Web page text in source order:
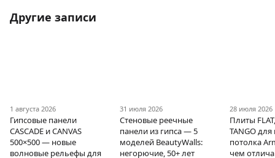
Другие записи
1 августа 2026
Гипсовые панели
CASCADE и CANVAS
500×500 — новые
волновые рельефы для
31 июля 2026
Стеновые реечные
панели из гипса — 5
моделей BeautyWalls:
негорючие, 50+ лет
28 июля 2026
Плиты
TANGO
потолка
чем